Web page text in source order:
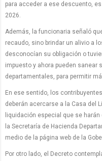
para acceder a ese descuento,
2026.
Además, la funcionaria señaló
recaudo, sino brindar un alivio a
desconocían su obligación o
impuesto y ahora pueden sanear
departamentales, para permitir
En ese sentido, los
deberán acercarse a la Casa del
liquidación especial que se
la Secretaría de Hacienda
medio de la página web de la
Por otro lado, el Decreto